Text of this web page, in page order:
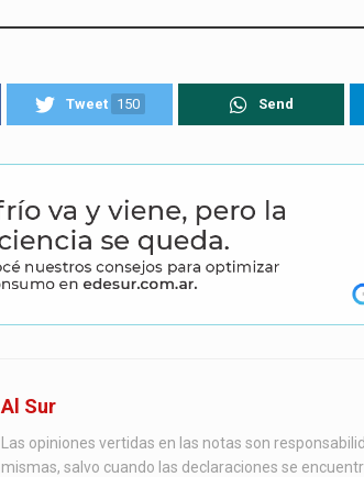
Tweet 150 Send
Al Sur
Las opiniones vertidas en las notas son
mismas, salvo cuando las declaraciones se